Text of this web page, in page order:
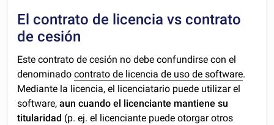
El contrato de licencia vs contrato
de cesión
Este contrato de cesión no debe confundirse con el
denominadocontrato de licencia de uso de software.
Mediante la licencia, el licenciatario puede utilizar el
software,aun cuando el licenciante mantiene su
titularidad (p. ej. el licenciante puede otorgar otros